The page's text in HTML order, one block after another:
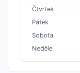
Čtvrtek
Pátek
Sobota
Neděle